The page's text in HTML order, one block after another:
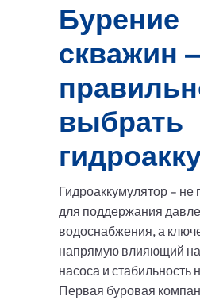
Бурение
скважин
выбрать
Гидроаккумулятор – не
для поддержания
водоснабжения, а
напрямую влияющий
насоса и стабильность
Первая буровая